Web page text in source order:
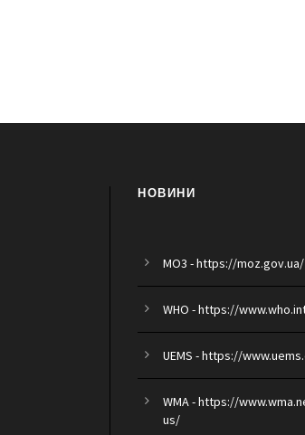
НОВИНИ
MO3 - https://moz.gov.ua/
WHO - https://
UEMS - https://
WMA - https://
us/